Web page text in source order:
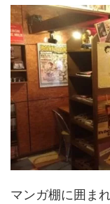
マンガ棚に囲ま